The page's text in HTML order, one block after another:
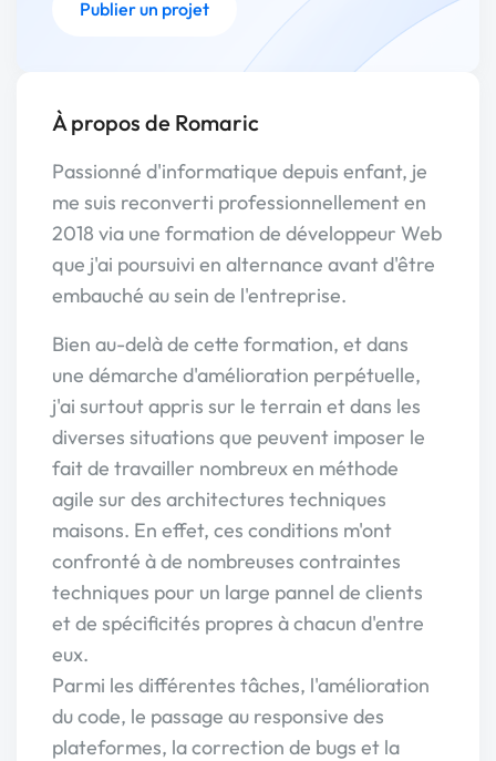
Publier un projet
À propos de Romaric
Passionné d'informatique depuis enfant, je
me suis reconverti professionnellement en
2018 via une formation de développeur Web
que j'ai poursuivi en alternance avant d'être
embauché au sein de l'entreprise.
Bien au-delà de cette formation, et dans
une démarche d'amélioration perpétuelle,
j'ai surtout appris sur le terrain et dans les
diverses situations que peuvent imposer le
fait de travailler nombreux en méthode
agile sur des architectures techniques
maisons. En effet, ces conditions m'ont
confronté à de nombreuses contraintes
techniques pour un large pannel de clients
et de spécificités propres à chacun d'entre
eux.
Parmi les différentes tâches, l'amélioration
du code, le passage au responsive des
plateformes, la correction de bugs et la